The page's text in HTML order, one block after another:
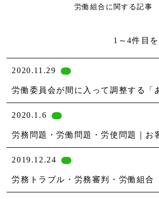
労働組合に関する記事
1～4件目
2020.11.29
労働委員会が間に入って調整する「
2020.1.6
労務問題・労働問題・労使問題｜お
2019.12.24
労務トラブル・労務審判・労働組合